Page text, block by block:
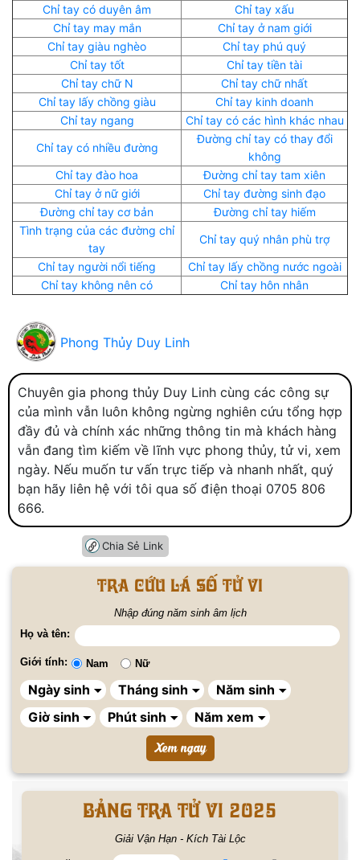
Chỉ tay có duyên âm
Chỉ tay xấu
Chỉ tay may mắn
Chỉ tay ở nam giới
Chỉ tay giàu nghèo
Chỉ tay phú quý
Chỉ tay tốt
Chỉ tay tiền tài
Chỉ tay chữ N
Chỉ tay chữ nhất
Chỉ tay lấy chồng giàu
Chỉ tay kinh doanh
Chỉ tay ngang
Chỉ tay có các hình khác nhau
Chỉ tay có nhiều đường
Đường chỉ tay có thay đổi
không
Chỉ tay đào hoa
Đường chỉ tay tam xiên
Chỉ tay ở nữ giới
Chỉ tay đường sinh đạo
Đường chỉ tay cơ bản
Đường chỉ tay hiếm
Tình trạng của các đường chỉ
tay
Chỉ tay quý nhân phù trợ
Chỉ tay người nổi tiếng
Chỉ tay lấy chồng nước ngoài
Chỉ tay không nên có
Chỉ tay hôn nhân
Phong Thủy Duy Linh
Chuyên gia phong thủy Duy Linh cùng các công sự
của mình vẫn luôn không ngừng nghiên cứu tổng hợp
đầy đủ và chính xác những thông tin mà khách hàng
vẫn đang tìm kiếm về lĩnh vực phong thủy, tử vi, xem
ngày. Nếu muốn tư vấn trực tiếp và nhanh nhất, quý
bạn hãy liên hệ với tôi qua số điện thoại 0705 806
666.
Chia Sẻ Link
Tra cứu lá số tử vi
Nhập đúng năm sinh âm lịch
Họ và tên:
Giới tính: Nam Nữ
BẢNG TRA TỬ VI 2025
Giải Vận Hạn - Kích Tài Lộc